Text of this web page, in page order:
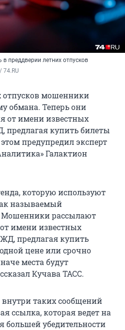
преддверии летних отпусков
74.RU
отпусков мошенники
обмана. Теперь они
от имени известных
купить билеты
предупредил эксперт
Галактион
которую используют
называемый
рассылают
имени известных
предлагая купить
цене или срочно
места будут
Кучава ТАСС.
внутри таких сообщений
ссылка, которая ведет на
большей убедительности